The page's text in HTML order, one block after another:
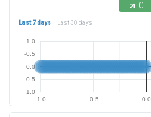
0
Last 7 days Last 30 days
-1.0 -0.5 0.0
-1.0
-0.5
0.0
0.5
1.0